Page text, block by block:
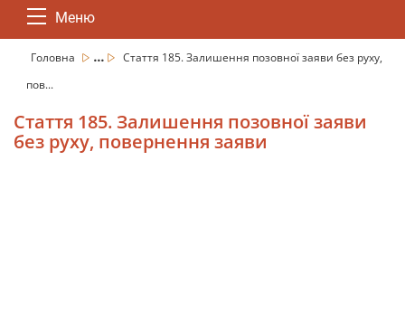
Меню
Головна ...
Стаття 185. Залишення позовної заяви без руху,
пов...
Стаття 185. Залишення позовної заяви
без руху, повернення заяви